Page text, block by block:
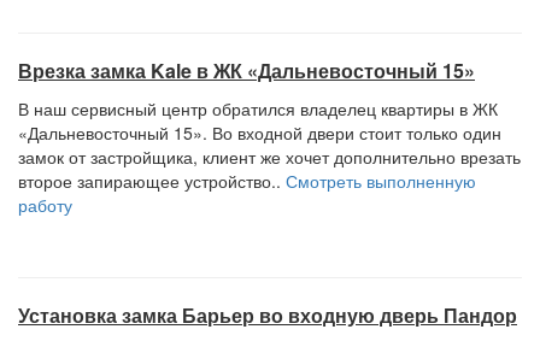
Врезка замка Kale в ЖК «Дальневосточный 15»
В наш сервисный центр обратился владелец квартиры в ЖК
«Дальневосточный 15». Во входной двери стоит только один
замок от застройщика, клиент же хочет дополнительно врезать
второе запирающее устройство.. Смотреть выполненную
работу
Установка замка Барьер во входную дверь Пандор